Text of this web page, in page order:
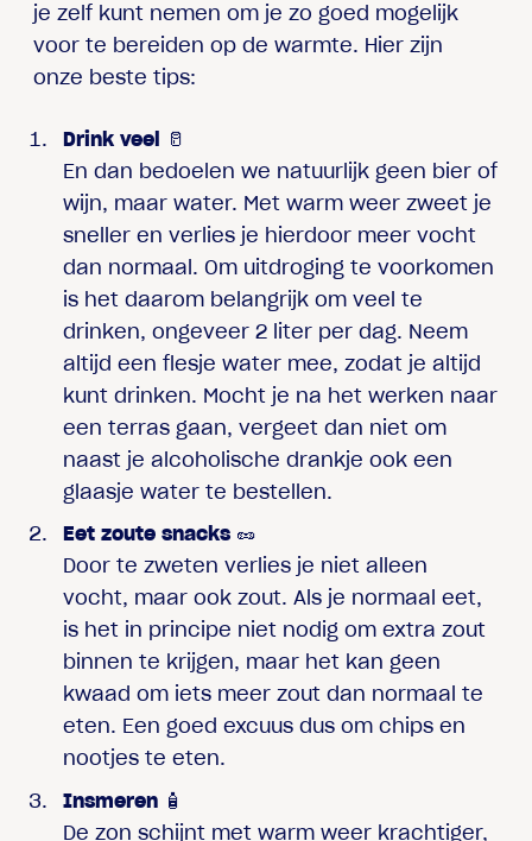
je zelf kunt nemen om je zo goed mogelijk
voor te bereiden op de warmte. Hier zijn
onze beste tips:
Drink veel
🥛
En dan bedoelen we natuurlijk geen bier of
wijn, maar water. Met warm weer zweet je
sneller en verlies je hierdoor meer vocht
dan normaal. Om uitdroging te voorkomen
is het daarom belangrijk om veel te
drinken, ongeveer 2 liter per dag. Neem
altijd een flesje water mee, zodat je altijd
kunt drinken. Mocht je na het werken naar
een terras gaan, vergeet dan niet om
naast je alcoholische drankje ook een
glaasje water te bestellen.
Eet zoute snacks🥜
Door te zweten verlies je niet alleen
vocht, maar ook zout. Als je normaal eet,
is het in principe niet nodig om extra zout
binnen te krijgen, maar het kan geen
kwaad om iets meer zout dan normaal te
eten. Een goed excuus dus om chips en
nootjes te eten.
Insmeren🧴
De zon schijnt met warm weer krachtiger,